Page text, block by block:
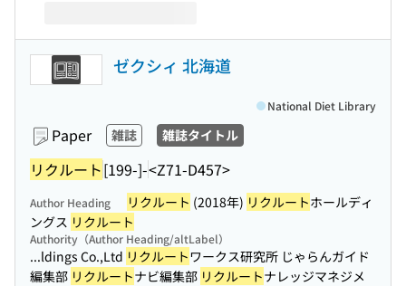
ゼクシィ 北海道
Paper 雑誌 雑誌タイトル
リクルート[199-]-<Z71-D457>
National Diet Library
Author Heading リクルート (2018年) リクルートホールディ
ングス リクルート
Authority（Author Heading/altLabel）
...ldings Co.,Ltd リクルートワークス研究所 じゃらんガイド
編集部 リクルートナビ編集部 リクルートナレッジマネジメ